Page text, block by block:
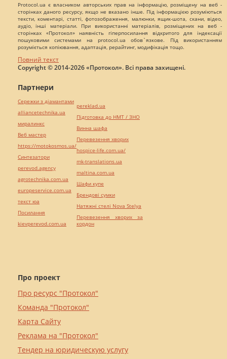
Protocol.ua є власником авторських прав на інформацію, розміщену на веб -
сторінках даного ресурсу, якщо не вказано інше. Під інформацією розуміються
тексти, коментарі, статті, фотозображення, малюнки, ящик-шота, скани, відео,
аудіо, інші матеріали. При використанні матеріалів, розміщених на веб -
сторінках «Протокол» наявність гіперпосилання відкритого для індексації
пошуковими системами на protocol.ua обов`язкове. Під використанням
розуміється копіювання, адаптація, рерайтинг, модифікація тощо.
Повний текст
Copyright © 2014-2026 «Протокол». Всі права захищені.
Про проект
Про ресурс "Протокол"
Команда "Протокол"
Карта Сайту
Реклама на "Протокол"
Тендер на юридическую услугу
Партнери
Сережки з діамантами
alliancetechnika.ua
миралинкс
Веб мастер
https://motokosmos.ua/
Синтезатори
perevod.agency
agrotechnika.com.ua
europeservice.com.ua
текст юа
Посилання
kievperevod.com.ua
pereklad.ua
Підготовка до НМТ / ЗНО
Винна шафа
Перевезення хворих
hospice-life.com.ua/
mk-translations.ua
maltina.com.ua
Шафи купе
Брендові сумки
Натяжні стелі Nova Stelya
Перевезення хворих за
кордон